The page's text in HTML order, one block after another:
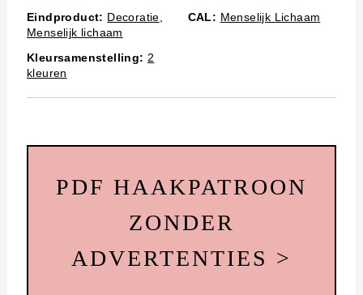
Eindproduct: Decoratie
Menselijk lichaam
CAL: Menselijk Lichaam
Kleursamenstelling: 2
kleuren
PDF HAAKPATROON
ZONDER
ADVERTENTIES >